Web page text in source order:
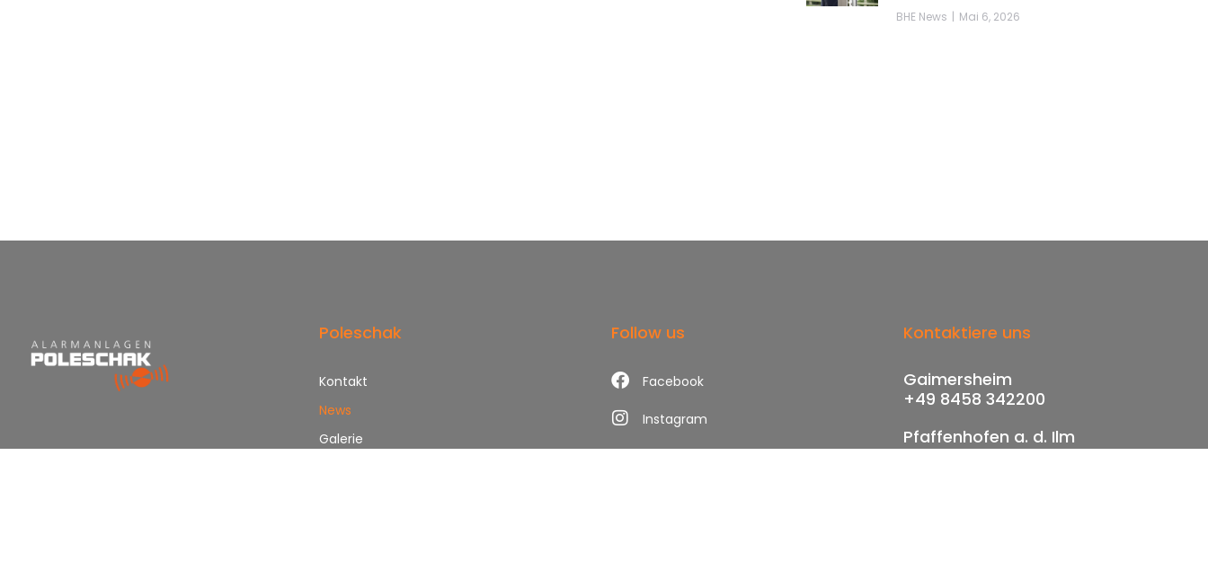
BHE News Mai 6, 2026
Poleschak
Kontakt
News
Galerie
Follow us
Facebook
Instagram
Kontaktiere uns
Gaimersheim
+49 8458 342200
Pfaffenhofen a. d. Ilm
+49 8441 4990750